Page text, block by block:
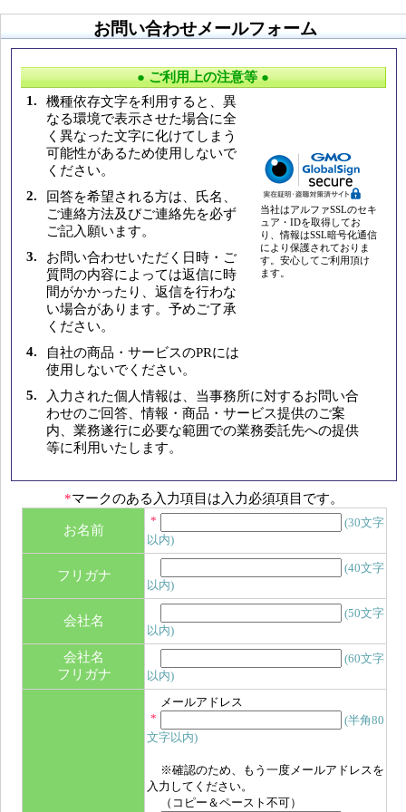
お問い合わせメールフォーム
● ご利用上の注意等 ●
1.
機種依存文字を利用すると、異
なる環境で表示させた場合に全
く異なった文字に化けてしまう
可能性があるため使用しないで
ください。
当社はアルファSSLのセキ
ュア・IDを取得してお
り、情報はSSL暗号化通信
により保護されておりま
す。安心してご利用頂け
ます。
2.
回答を希望される方は、氏名、
ご連絡方法及びご連絡先を必ず
ご記入願います。
3.
お問い合わせいただく日時・ご
質問の内容によっては返信に時
間がかかったり、返信を行わな
い場合があります。予めご了承
ください。
4.
自社の商品・サービスのPRには
使用しないでください。
5.
入力された個人情報は、当事務所に対するお問い合
わせのご回答、情報・商品・サービス提供のご案
内、業務遂行に必要な範囲での業務委託先への提供
等に利用いたします。
*マークのある入力項目は入力必須項目です。
お名前
*
(30文字
以内)
フリガナ
(40文字
以内)
会社名
(50文字
以内)
会社名
フリガナ
(60文字
以内)
メールアドレス
*
(半角80
文字以内)
※確認のため、もう一度メールアドレスを
入力してください。
（コピー＆ペースト不可）